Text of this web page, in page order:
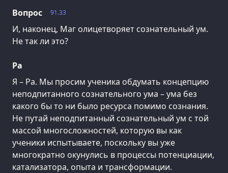
91.33
Вопрос
И, наконец, Маг олицетворяет сознательный ум.
Не так ли это?
Ра
Я – Ра. Мы просим ученика обдумать концепцию
неподпитанного сознательного ума – ума без
какого бы то ни было ресурса помимо сознания.
Не путай неподпитанный сознательный ум с той
массой многосложностей, которую вы как
ученики испытываете, поскольку вы уже
многократно окунулись в процессы потенциации,
катализатора, опыта и трансформации.